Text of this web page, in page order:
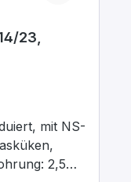
23,
mit NS-
2,5